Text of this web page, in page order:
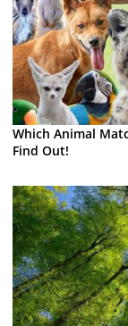
Which Animal
Find Out!